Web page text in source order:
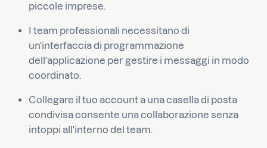
piccole imprese.
I team professionali necessitano di
un'interfaccia di programmazione
dell'applicazione per gestire i messaggi in modo
coordinato.
Collegare il tuo account a una casella di posta
condivisa consente una collaborazione senza
intoppi all'interno del team.